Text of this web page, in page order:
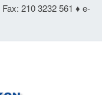
Fax: 210 3232 561 ♦ e-